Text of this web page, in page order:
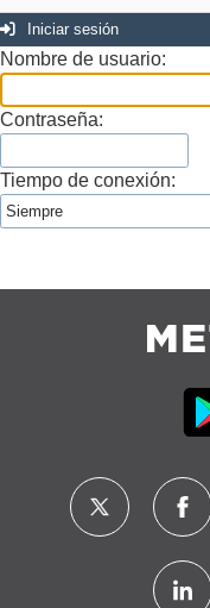
Iniciar sesión
Nombre de usuario:
Contraseña:
Tiempo de conexión: